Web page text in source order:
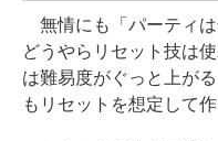
無情にも「パーティは
どうやらリセット技は
は難易度がぐっと上が
もリセットを想定して